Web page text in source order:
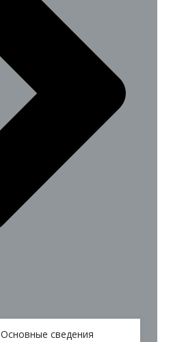
Основные сведения